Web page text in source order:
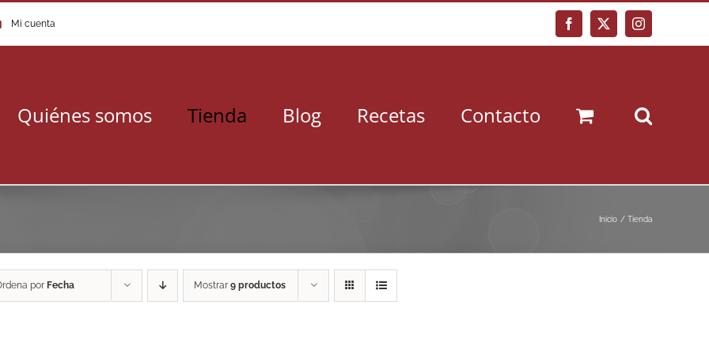
Mi cuenta Facebook
X Instagram
Quiénes somos Tienda Blog Recetas Contacto
Inicio Tienda
por Fecha Mostrar 9 productos